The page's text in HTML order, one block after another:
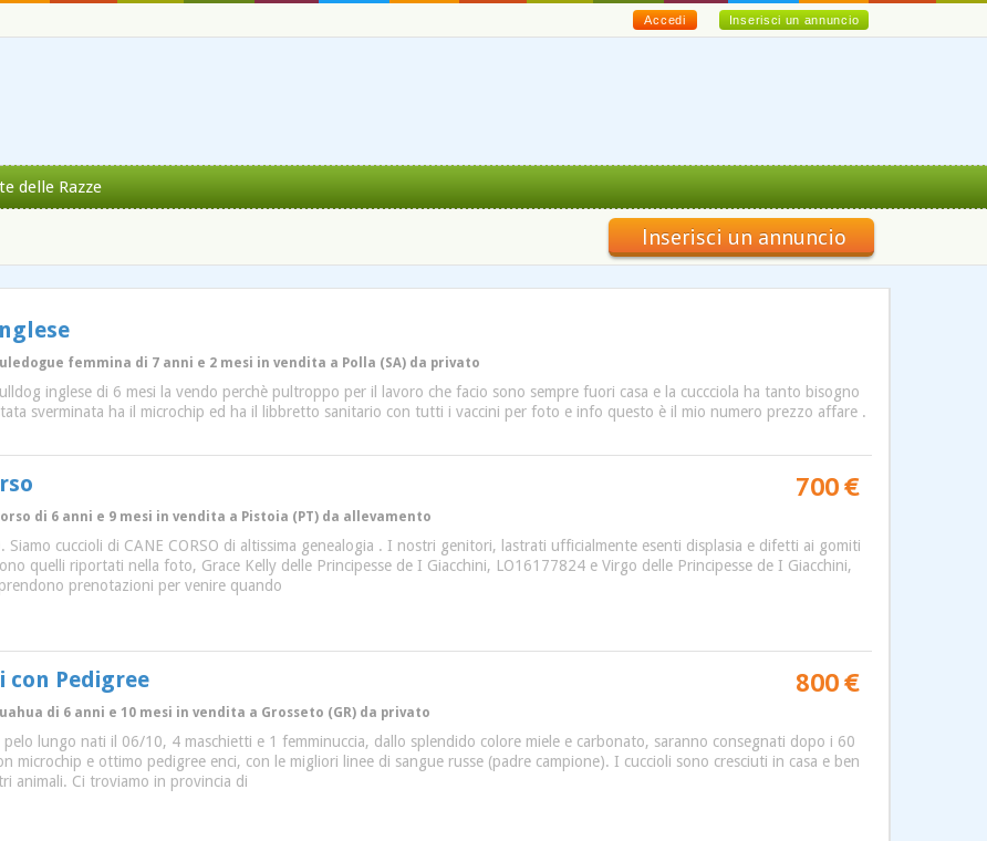
Inserisci un annuncio
Accedi
delle Razze
Inserisci un annuncio
femmina di 7 anni e 2 mesi in vendita a Polla (SA) da privato
inglese di 6 mesi la vendo perchè pultroppo per il lavoro che facio sono sempre fuori casa e la cuccciola ha tanto bisogno
sverminata ha il microchip ed ha il libbretto sanitario con tutti i vaccini per foto e info questo è il mio numero prezzo affare .
700 €
di 6 anni e 9 mesi in vendita a Pistoia (PT) da allevamento
cuccioli di CANE CORSO di altissima genealogia . I nostri genitori, lastrati ufficialmente esenti displasia e difetti ai gomiti
quelli riportati nella foto, Grace Kelly delle Principesse de I Giacchini, LO16177824 e Virgo delle Principesse de I Giacchini,
prenotazioni per venire quando
con Pedigree 800 €
di 6 anni e 10 mesi in vendita a Grosseto (GR) da privato
pelo lungo nati il 06/10, 4 maschietti e 1 femminuccia, dallo splendido colore miele e carbonato, saranno consegnati dopo i 60
microchip e ottimo pedigree enci, con le migliori linee di sangue russe (padre campione). I cuccioli sono cresciuti in casa e ben
animali. Ci troviamo in provincia di